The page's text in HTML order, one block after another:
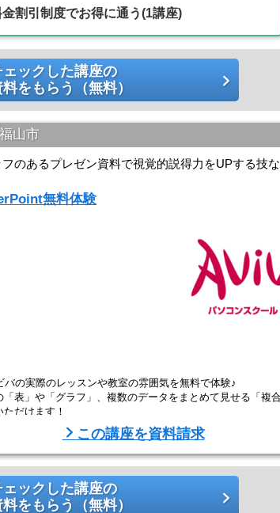
割引制度でお得に通う(1講座)
ェックした講座の
料をもらう（無料）
山市
フのあるプレゼン資料で視覚的説得力をUPする技
無料体験
の実際のレッスンや教室の雰囲気を無料で体験♪
表」や「グラフ」、複数のデータをまとめて見せる「複
だけます！
、是非お近くの教室までお越しください。あなたのレベル
たいスキルを効率よく身につけられます。
この講座を資料請求
ェックした講座の
料をもらう（無料）